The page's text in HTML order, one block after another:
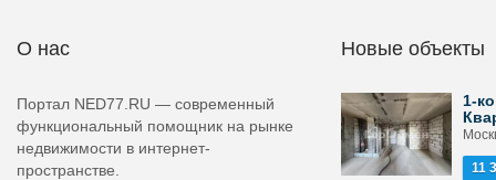
О нас
Портал NED77.RU — современный
функциональный помощник на рынке
недвижимости в интернет-
пространстве.
Новые объекты
1-
11